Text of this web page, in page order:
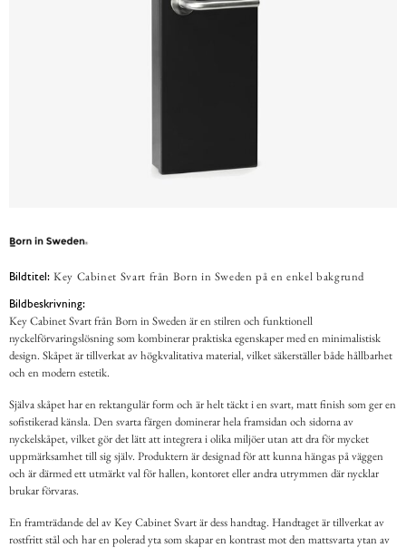
Bildtitel: Key Cabinet Svart från Born in Sweden på en enkel bakgrund
Bildbeskrivning:
Key Cabinet Svart från Born in Sweden är en stilren och funktionell
nyckelförvaringslösning som kombinerar praktiska egenskaper med en minimalistisk
design. Skåpet är tillverkat av högkvalitativa material, vilket säkerställer både hållbarhet
och en modern estetik.
Själva skåpet har en rektangulär form och är helt täckt i en svart, matt finish som ger en
sofistikerad känsla. Den svarta färgen dominerar hela framsidan och sidorna av
nyckelskåpet, vilket gör det lätt att integrera i olika miljöer utan att dra för mycket
uppmärksamhet till sig själv. Produktern är designad för att kunna hängas på väggen
och är därmed ett utmärkt val för hallen, kontoret eller andra utrymmen där nycklar
brukar förvaras.
En framträdande del av Key Cabinet Svart är dess handtag. Handtaget är tillverkat av
rostfritt stål och har en polerad yta som skapar en kontrast mot den mattsvarta ytan av